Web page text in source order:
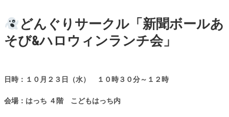
どんぐりサークル「新聞ボールあ
そび&ハロウィンランチ会」
日時：１０月２３日（水） １０時３０分～１２時
会場：はっち ４階 こどもはっち内